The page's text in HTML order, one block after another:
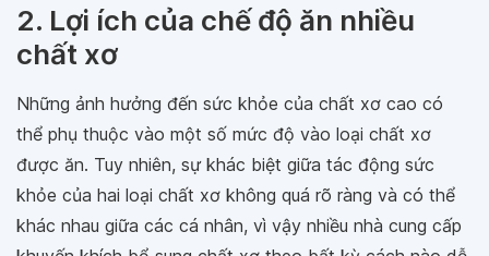
2. Lợi ích của chế độ ăn nhiều
chất xơ
Những ảnh hưởng đến sức khỏe của chất xơ cao có
thể phụ thuộc vào một số mức độ vào loại chất xơ
được ăn. Tuy nhiên, sự khác biệt giữa tác động sức
khỏe của hai loại chất xơ không quá rõ ràng và có thể
khác nhau giữa các cá nhân, vì vậy nhiều nhà cung cấp